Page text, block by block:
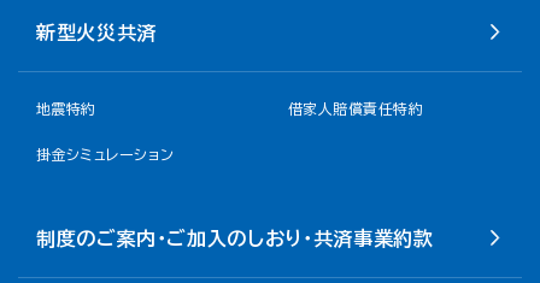
新型火災共済
地震特約 借家人賠償責任特約
掛金シミュレーション
制度のご案内・ご加入のしおり・共済事業約款